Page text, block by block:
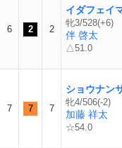
6 2 2
イダフェイ
牝3/528(+6)
伴 啓太
△51.0
7 7 7
ショウナン
牝4/506(-2)
加藤 祥太
☆54.0